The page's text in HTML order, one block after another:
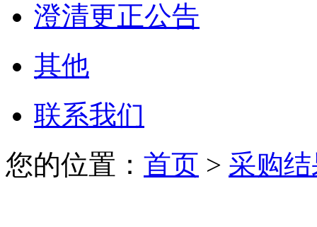
澄清更正公告
其他
联系我们
您的位置： 首页 > 采购